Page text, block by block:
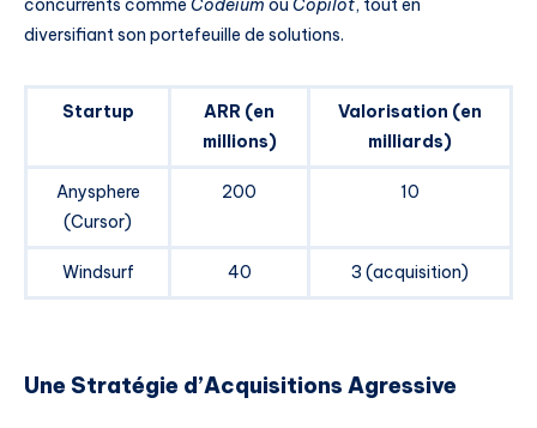
concurrents comme Codeium ou Copilot, tout en
diversifiant son portefeuille de solutions.
Startup
ARR (en
millions)
Valorisation (en
milliards)
Anysphere
(Cursor)
200 10
Windsurf 40 3 (acquisition)
Une Stratégie d’Acquisitions Agressive